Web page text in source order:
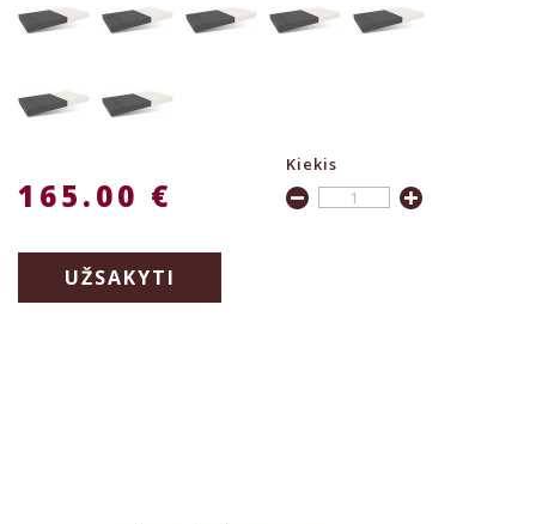
165.00 €
Kiekis
UŽSAKYTI